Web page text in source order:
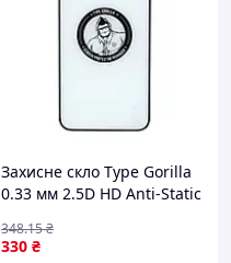
Захисне скло Type Gorilla
0.33 мм 2.5D HD Anti-Static
Чорний (17012542)
330 ₴
348.15₴